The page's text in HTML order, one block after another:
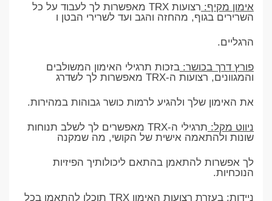
אימון מקיף:
רצועות TRX מאפשרות לך לעבוד על כל
השרירים בגוף, מהחזה והגב ועד לשרירי הבטן ו
הרגליים.
פורץ דרך בכושר:בזכות תרגילי האימון המשולבים
והמגוונים, רצועות ה-TRX מאפשרות לך לשדרג
את האימון שלך ולהגיע לרמות כושר גבוהות במהירות.
ניווט מקל:
תרגילי ה-TRX מאפשרים לך לשלב תנוחות
שונות ולהתאמה אישית של הקושי, מה שמקנה
לך אפשרות להתאמן בהתאם ליכולותיך הפיזיות
הנוכחיות.
ניידות: בעזרת רצועות האימון TRX תוכלו להתאמן בכל